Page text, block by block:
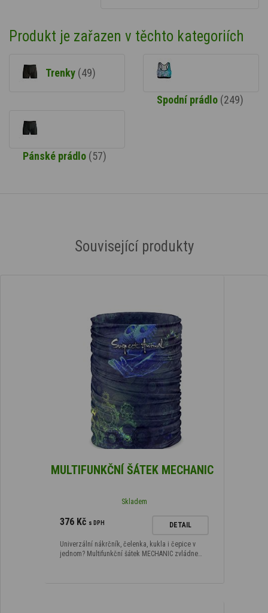
Produkt je zařazen v těchto kategoriích
Trenky (49)
Spodní prádlo (249)
Pánské prádlo (57)
Související produkty
MULTIFUNKČNÍ ŠÁTEK MECHANIC
Skladem
376 Kč s DPH DETAIL
Univerzální nákrčník, čelenka, kukla i čepice v
jednom? Multifunkční šátek MECHANIC zvládne…